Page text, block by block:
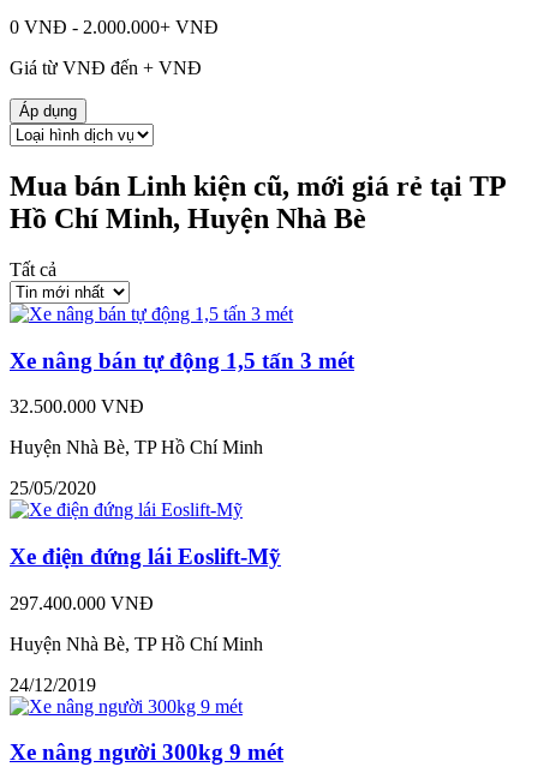
0 VNĐ - 2.000.000+ VNĐ
Giá từ VNĐ đến + VNĐ
Áp dụng
Mua bán Linh kiện cũ, mới giá rẻ tại TP
Hồ Chí Minh, Huyện Nhà Bè
Tất cả
Xe nâng bán tự động 1,5 tấn 3 mét
32.500.000 VNĐ
Huyện Nhà Bè, TP Hồ Chí Minh
25/05/2020
Xe điện đứng lái Eoslift-Mỹ
297.400.000 VNĐ
Huyện Nhà Bè, TP Hồ Chí Minh
24/12/2019
Xe nâng người 300kg 9 mét